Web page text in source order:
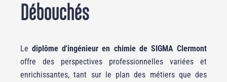
Débouchés
Lediplôme d'ingénieur en chimie de SIGMA Clermont
offre des perspectives professionnelles variées et
enrichissantes, tant sur le plan des métiers que des